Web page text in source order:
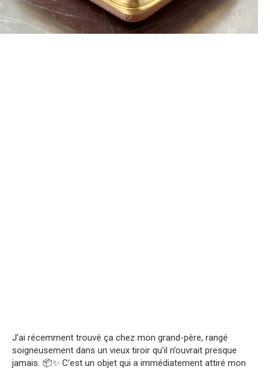
J’ai récemment trouvé ça chez mon grand-père, rangé
soigneusement dans un vieux tiroir qu’il n’ouvrait presque
jamais. 📦✨ C’est un objet qui a immédiatement attiré mon